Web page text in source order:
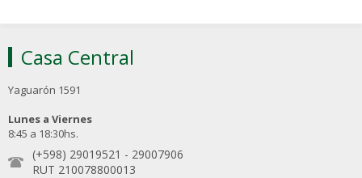
Casa Central
Yaguarón 1591
Lunes a Viernes
8:45 a 18:30hs.
(+598) 29019521 - 29007906
RUT 210078800013